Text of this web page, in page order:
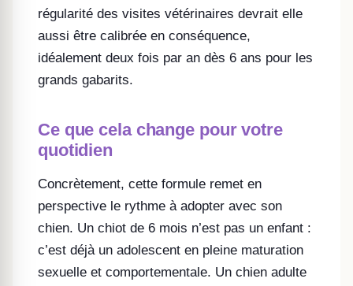
régularité des visites vétérinaires devrait elle
aussi être calibrée en conséquence,
idéalement deux fois par an dès 6 ans pour les
grands gabarits.
Ce que cela change pour votre
quotidien
Concrètement, cette formule remet en
perspective le rythme à adopter avec son
chien. Un chiot de 6 mois n’est pas un enfant :
c’est déjà un adolescent en pleine maturation
sexuelle et comportementale. Un chien adulte